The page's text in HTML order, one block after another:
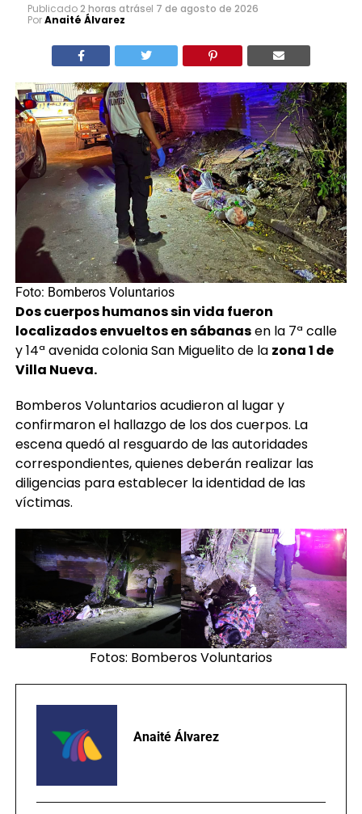
Publicado2 horas atrásel 7 de agosto de 2026
PorAnaité Álvarez
Foto: Bomberos Voluntarios
Dos cuerpos humanos sin vida fueron
localizados envueltos en sábanasen la 7ª calle
y 14ª avenida colonia San Miguelito de la zona 1 de
Villa Nueva.
Bomberos Voluntarios acudieron al lugar y
confirmaron el hallazgo de los dos cuerpos. La
escena quedó al resguardo de las autoridades
correspondientes, quienes deberán realizar las
diligencias para establecer la identidad de las
víctimas.
Fotos: Bomberos Voluntarios
Anaité Álvarez